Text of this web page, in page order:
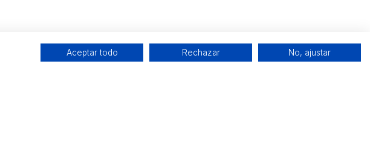
Aceptar todo Rechazar No, ajustar